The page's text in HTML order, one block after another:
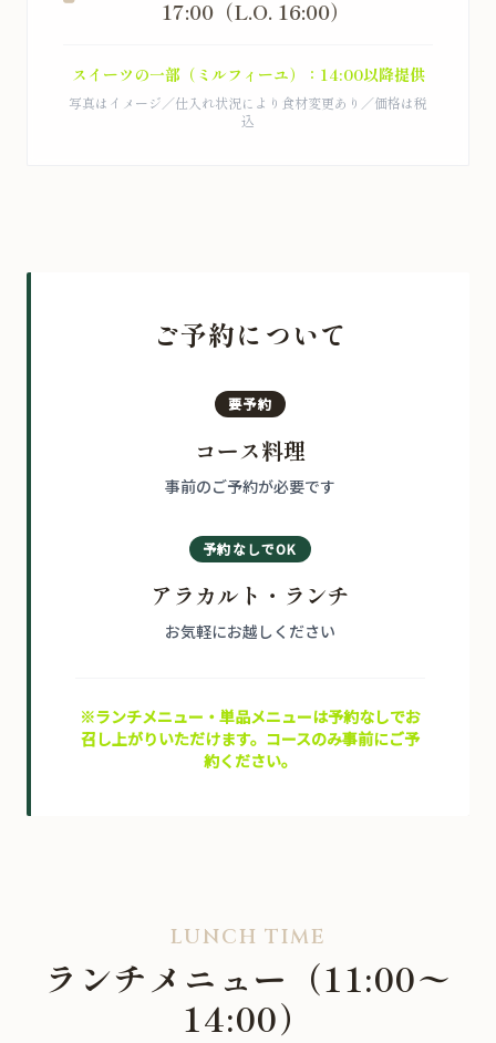
17:00（L.O. 16:00）
スイーツの一部（ミルフィーユ）：14:00以降提供
写真はイメージ／仕入れ状況により食材変更あり／価格は税
込
ご予約について
要予約
コース料理
事前のご予約が必要です
予約なしでOK
アラカルト・ランチ
お気軽にお越しください
※ランチメニュー・単品メニューは予約なしでお
召し上がりいただけます。コースのみ事前にご予
約ください。
LUNCH TIME
ランチメニュー（11:00〜
14:00）